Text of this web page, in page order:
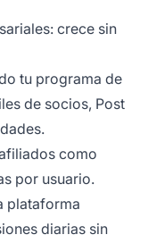
crece sin
tu programa de
de socios, Post
como
por usuario.
plataforma
diarias sin